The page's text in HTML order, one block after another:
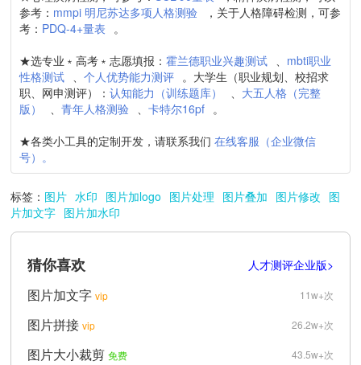
参考： mmpi 明尼苏达多项人格测验
，关于人格障碍检测，可参
考： PDQ-4+量表 。
★选专业﹡高考﹡志愿填报：霍兰德职业兴趣测试 、 mbti职业
性格测试 、个人优势能力测评 。大学生（职业规划、校招求
职、网申测评）：认知能力（训练题库） 、 大五人格（完整
版）
、青年人格测验 、卡特尔16pf 。
★各类小工具的定制开发，请联系我们在线客服（企业微信
号）。
标签： 图片 水印 图片加logo 图片处理 图片叠加 图片修改 图
片加文字 图片加水印
人才测评企业版>
猜你喜欢
11w+次
图片加文字 vip
26.2w+次
图片拼接 vip
43.5w+次
图片大小裁剪 免费